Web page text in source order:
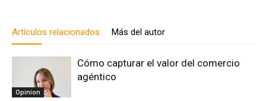
Artículos relacionados Más del autor
Opinion
Cómo capturar el valor del comercio
agéntico